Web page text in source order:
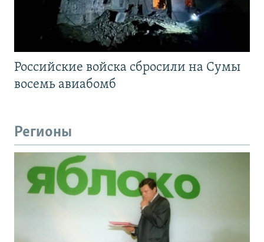
Российские войска сбросили на Сумы
восемь авиабомб
Регионы